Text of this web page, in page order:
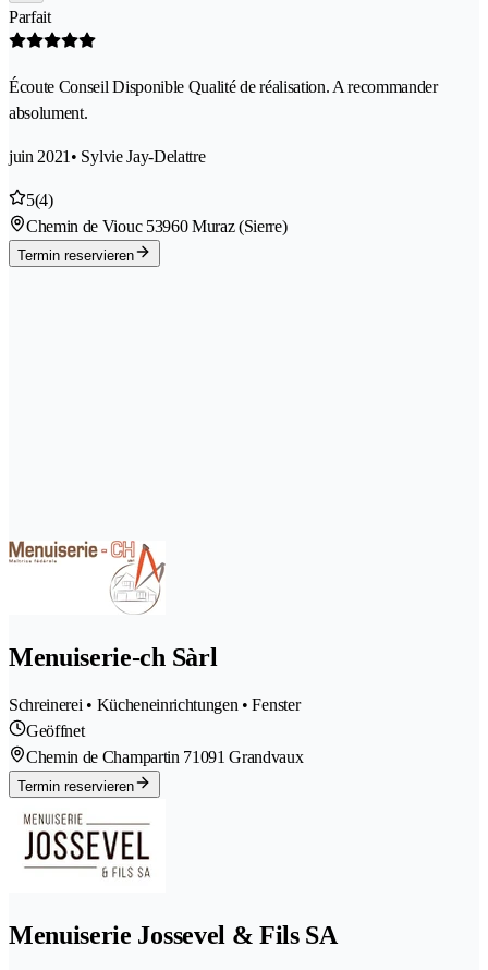
Parfait
Écoute Conseil Disponible Qualité de réalisation. A recommander
absolument.
juin 2021 • Sylvie Jay-Delattre
5(4)
Chemin de Viouc 53960 Muraz (Sierre)
Termin reservieren
Menuiserie-ch Sàrl
Schreinerei • Kücheneinrichtungen • Fenster
Geöffnet
Chemin de Champartin 71091 Grandvaux
Termin reservieren
Menuiserie Jossevel & Fils SA